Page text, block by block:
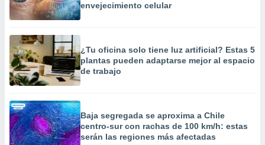
envejecimiento celular
¿Tu oficina solo tiene luz artificial? Estas 5
plantas pueden adaptarse mejor al espacio
de trabajo
Baja segregada se aproxima a Chile
centro-sur con rachas de 100 km/h: estas
serán las regiones más afectadas